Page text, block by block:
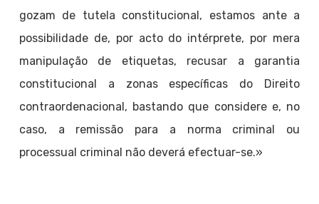
gozam de tutela constitucional, estamos ante a
possibilidade de, por acto do intérprete, por mera
manipulação de etiquetas, recusar a garantia
constitucional a zonas específicas do Direito
contraordenacional, bastando que considere e, no
caso, a remissão para a norma criminal ou
processual criminal não deverá efectuar-se.»